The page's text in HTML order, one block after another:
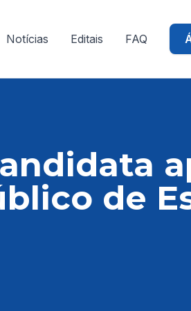
Notícias Editais FAQ
de